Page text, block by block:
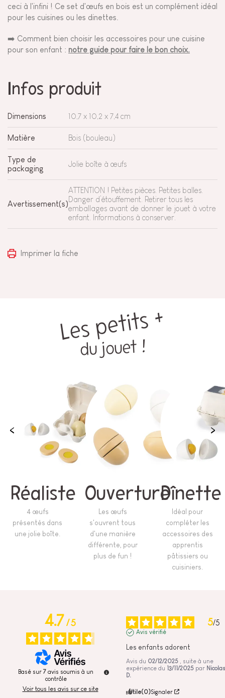
ceci à l'infini ! Ce set d'œufs en bois est un complément idéal
pour les cuisines ou les dinettes.
➡️ Comment bien choisir les accessoires pour une cuisine
pour son enfant : notre guide pour faire le bon choix.
Infos produit
Dimensions 10,7 x 10,2 x 7,4 cm
Matière Bois (bouleau)
Type de
packaging
Jolie boîte à œufs
Avertissement(s)
ATTENTION ! Petites pièces. Petites balles.
Danger d’étouffement. Retirer tous les
emballages avant de donner le jouet à votre
enfant. Informations à conserver.
Imprimer la fiche
Les petits +
du jouet !
Réaliste
4 œufs
présentés dans
une jolie boîte.
Ouverture
Les œufs
s'ouvrent tous
d'une manière
différente, pour
plus de fun !
Dînette
Idéal pour
compléter les
accessoires des
apprentis
pâtissiers ou
cuisiniers.
4.7/5
Basé sur 7 avis soumis à un
contrôle
Voir tous les avis sur ce site
5/5
Avis vérifié
Les enfants adorent
Avis du 02/12/2025
, suite à une
expérience du 13/11/2025 par Nicolas
D.
Utile(0)Signaler